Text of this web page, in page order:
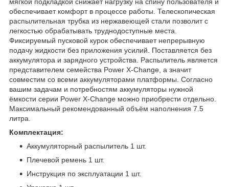
обеспечивает комфорт в процессе работы. Телескопическая
распылительная трубка из нержавеющей стали позволит с
легкостью обрабатывать труднодоступные места.
Фиксируемый пусковой курок обеспечивает непрерывную
подачу жидкости без приложения усилий. Поставляется без
аккумулятора и зарядного устройства. Распылитель является
представителем семейства Power X-Change, а значит
совместим со всеми аккумуляторами платформы. Согласно
вашим задачам и потребностям аккумуляторы нужной
ёмкости серии Power X-Change можно приобрести отдельно.
Максимальный рекомендованный объём наполнения 7.5
литра.
Комплектация:
Аккумуляторный распылитель 1 шт.
Плечевой ремень 1 шт.
Инструкция по эксплуатации 1 шт.